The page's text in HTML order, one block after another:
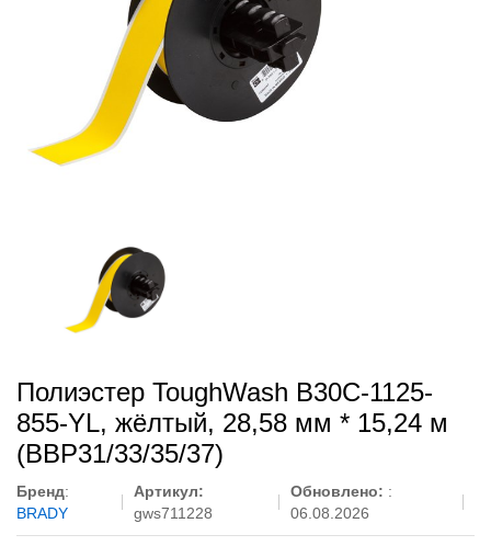
Полиэстер ToughWash B30C-1125-
855-YL, жёлтый, 28,58 мм * 15,24 м
(BBP31/33/35/37)
Бренд:
BRADY
Артикул:
gws711228
Обновлено: :
06.08.2026